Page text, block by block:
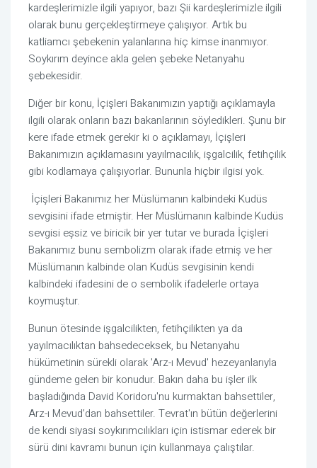
kardeşlerimizle ilgili yapıyor, bazı Şii kardeşlerimizle ilgili
olarak bunu gerçekleştirmeye çalışıyor. Artık bu
katliamcı şebekenin yalanlarına hiç kimse inanmıyor.
Soykırım deyince akla gelen şebeke Netanyahu
şebekesidir.
Diğer bir konu, İçişleri Bakanımızın yaptığı açıklamayla
ilgili olarak onların bazı bakanlarının söyledikleri. Şunu bir
kere ifade etmek gerekir ki o açıklamayı, İçişleri
Bakanımızın açıklamasını yayılmacılık, işgalcilik, fetihçilik
gibi kodlamaya çalışıyorlar. Bununla hiçbir ilgisi yok.
sevgisini ifade etmiştir. Her Müslümanın kalbinde Kudüs
sevgisi eşsiz ve biricik bir yer tutar ve burada İçişleri
Bakanımız bunu sembolizm olarak ifade etmiş ve her
Müslümanın kalbinde olan Kudüs sevgisinin kendi
kalbindeki ifadesini de o sembolik ifadelerle ortaya
koymuştur.
Bunun ötesinde işgalcilikten, fetihçilikten ya da
yayılmacılıktan bahsedeceksek, bu Netanyahu
hükümetinin sürekli olarak 'Arz-ı Mevud' hezeyanlarıyla
gündeme gelen bir konudur. Bakın daha bu işler ilk
başladığında David Koridoru'nu kurmaktan bahsettiler,
Arz-ı Mevud’dan bahsettiler. Tevrat'ın bütün değerlerini
de kendi siyasi soykırımcılıkları için istismar ederek bir
sürü dini kavramı bunun için kullanmaya çalıştılar.